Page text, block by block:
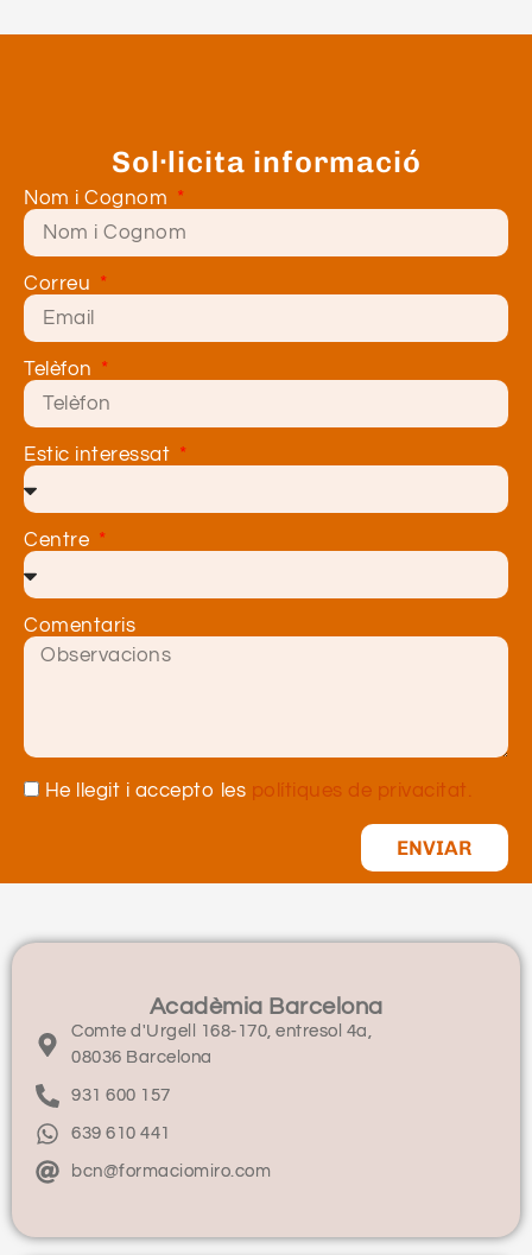
Sol·licita informació
Nom i Cognom
Correu
Telèfon
Estic interessat
Centre
Comentaris
He llegit i accepto les polítiques de privacitat.
ENVIAR
Acadèmia Barcelona
Comte d'Urgell 168-170, entresol 4a,
08036 Barcelona
931 600 157
639 610 441
bcn@formaciomiro.com